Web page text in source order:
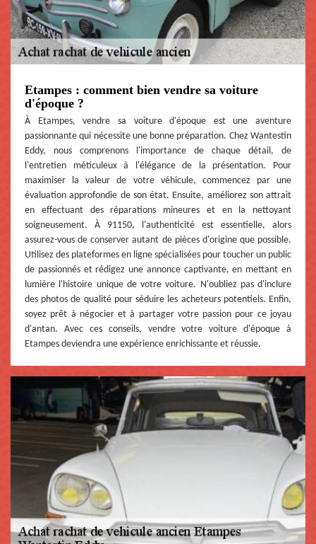
Etampes : comment bien vendre sa voiture
d'époque ?
À Etampes, vendre sa voiture d'époque est une aventure
passionnante qui nécessite une bonne préparation. Chez Wantestin
Eddy, nous comprenons l'importance de chaque détail, de
l'entretien méticuleux à l'élégance de la présentation. Pour
maximiser la valeur de votre véhicule, commencez par une
évaluation approfondie de son état. Ensuite, améliorez son attrait
en effectuant des réparations mineures et en la nettoyant
soigneusement. À 91150, l'authenticité est essentielle, alors
assurez-vous de conserver autant de pièces d'origine que possible.
Utilisez des plateformes en ligne spécialisées pour toucher un public
de passionnés et rédigez une annonce captivante, en mettant en
lumière l'histoire unique de votre voiture. N'oubliez pas d'inclure
des photos de qualité pour séduire les acheteurs potentiels. Enfin,
soyez prêt à négocier et à partager votre passion pour ce joyau
d'antan. Avec ces conseils, vendre votre voiture d'époque à
Etampes deviendra une expérience enrichissante et réussie.